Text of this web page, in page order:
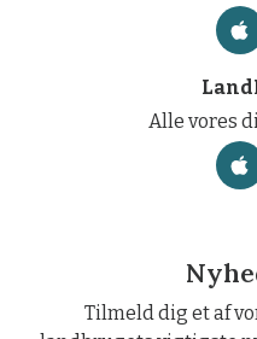
Alle vores
Tilmeld dig et af